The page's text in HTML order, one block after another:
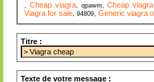
,Cheap viagra, qpawm,Cheap
Viagra for sale, 94809,Generic viagra
Titre :
Texte de votre message :